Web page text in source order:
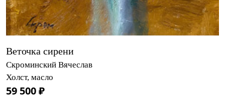
Веточка сирени
Скроминский Вячеслав
Холст, масло
59 500 ₽